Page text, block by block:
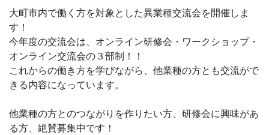
大町市内で働く方を対象とした異業種交流会を開催しま
す！
今年度の交流会は、オンライン研修会・ワークショップ・
オンライン交流会の３部制！！
これからの働き方を学びながら、他業種の方とも交流がで
きる内容になっています。
他業種の方とのつながりを作りたい方、 研修会に興味があ
る方、 絶賛募集中です！